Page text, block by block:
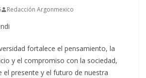
Redacción Argonmexico
fortalece el pensamiento, la
y el compromiso con la sociedad,
el presente y el futuro de nuestra